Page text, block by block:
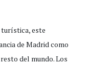
turística, este
de Madrid como
del mundo. Los